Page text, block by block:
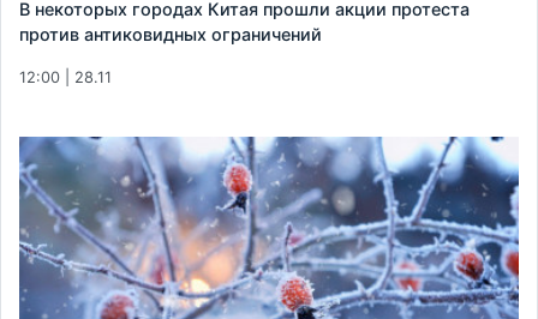
В некоторых городах Китая прошли акции протеста
против антиковидных ограничений
12:00 | 28.11